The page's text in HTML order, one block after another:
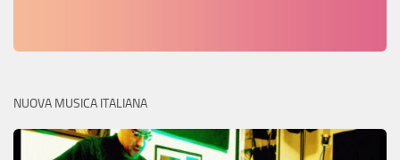
NUOVA MUSICA ITALIANA